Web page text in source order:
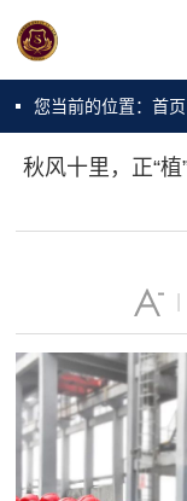
您当前的位置：首页
秋风十里，正“